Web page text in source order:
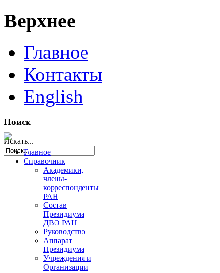
Верхнее
Главное
Контакты
English
Поиск
Искать...
Главное
Справочник
Академики,
члены-
корреспонденты
РАН
Состав
Президиума
ДВО РАН
Руководство
Аппарат
Президиума
Учреждения и
Организации